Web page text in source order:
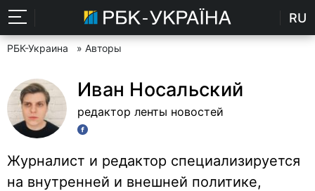
RU
РБК-Украина » Авторы
Иван Носальский
редактор ленты новостей
Журналист и редактор специализируется
на внутренней и внешней политике,